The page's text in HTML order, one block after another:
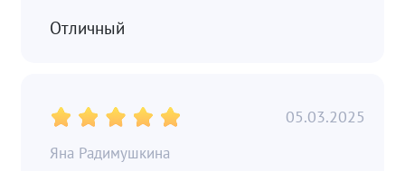
Отличный
Яна Радимушкина
05.03.2025